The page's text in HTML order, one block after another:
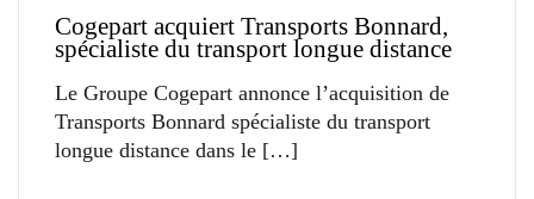
Cogepart acquiert Transports Bonnard,
spécialiste du transport longue distance
Le Groupe Cogepart annonce l’acquisition de
Transports Bonnard spécialiste du transport
longue distance dans le